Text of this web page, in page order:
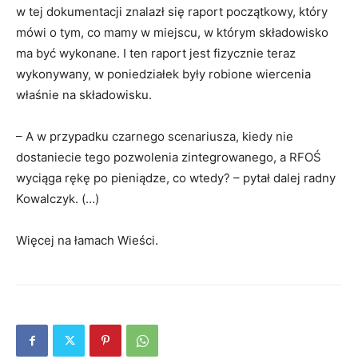
w tej dokumentacji znalazł się raport początkowy, który
mówi o tym, co mamy w miejscu, w którym składowisko
ma być wykonane. I ten raport jest fizycznie teraz
wykonywany, w poniedziałek były robione wiercenia
właśnie na składowisku.
– A w przypadku czarnego scenariusza, kiedy nie
dostaniecie tego pozwolenia zintegrowanego, a RFOŚ
wyciąga rękę po pieniądze, co wtedy? – pytał dalej radny
Kowalczyk. (…)
Więcej na łamach Wieści.